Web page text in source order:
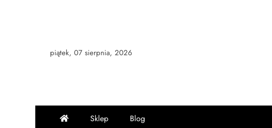
piątek, 07 sierpnia, 2026
Sklep Blog